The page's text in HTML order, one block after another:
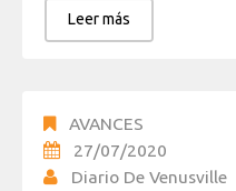
Leer más
AVANCES
27/07/2020
Diario De Venusville